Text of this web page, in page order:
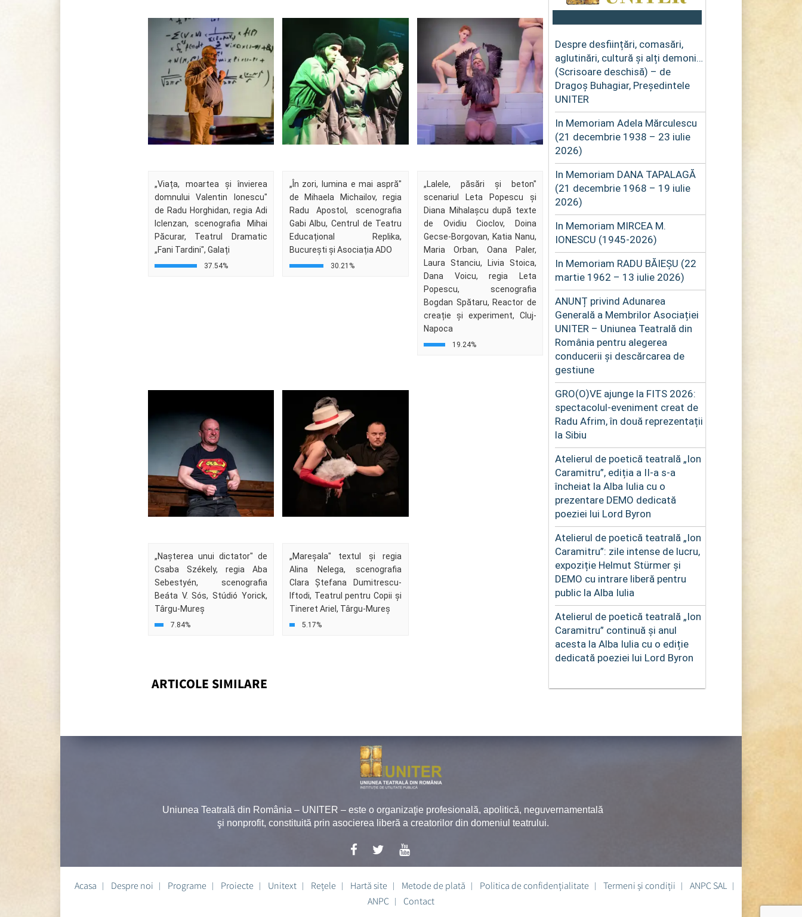
Despre desființări, comasări,
aglutinări, cultură și alți demoni…
(Scrisoare deschisă) – de
Dragoș Buhagiar, Președintele
UNITER
In Memoriam Adela Mărculescu
(21 decembrie 1938 – 23 iulie
2026)
In Memoriam DANA TAPALAGĂ
(21 decembrie 1968 – 19 iulie
2026)
In Memoriam MIRCEA M.
IONESCU (1945-2026)
In Memoriam RADU BĂIEȘU (22
martie 1962 – 13 iulie 2026)
ANUNȚ privind Adunarea
Generală a Membrilor Asociației
UNITER – Uniunea Teatrală din
România pentru alegerea
conducerii și descărcarea de
gestiune
GRO(O)VE ajunge la FITS 2026:
spectacolul-eveniment creat de
Radu Afrim, în două reprezentații
la Sibiu
Atelierul de poetică teatrală „Ion
Caramitru”, ediția a II-a s-a
încheiat la Alba Iulia cu o
prezentare DEMO dedicată
poeziei lui Lord Byron
Atelierul de poetică teatrală „Ion
Caramitru”: zile intense de lucru,
expoziție Helmut Stürmer și
DEMO cu intrare liberă pentru
public la Alba Iulia
Atelierul de poetică teatrală „Ion
Caramitru” continuă și anul
acesta la Alba Iulia cu o ediție
dedicată poeziei lui Lord Byron
„Viața, moartea și învierea
domnului Valentin Ionescu"
de Radu Horghidan, regia Adi
Iclenzan, scenografia Mihai
Păcurar, Teatrul Dramatic
„Fani Tardini", Galați
37.54%
„În zori, lumina e mai aspră"
de Mihaela Michailov, regia
Radu Apostol, scenografia
Gabi Albu, Centrul de Teatru
Educațional Replika,
București și Asociația ADO
30.21%
„Lalele, păsări și beton"
scenariul Leta Popescu și
Diana Mihalașcu după texte
de Ovidiu Cioclov, Doina
Gecse-Borgovan, Katia Nanu,
Maria Orban, Oana Paler,
Laura Stanciu, Livia Stoica,
Dana Voicu, regia Leta
Popescu, scenografia
Bogdan Spătaru, Reactor de
creație și experiment, Cluj-
Napoca
19.24%
„Nașterea unui dictator" de
Csaba Székely, regia Aba
Sebestyén, scenografia
Beáta V. Sós, Stúdió Yorick,
Târgu-Mureș
7.84%
„Mareșala" textul și regia
Alina Nelega, scenografia
Clara Ștefana Dumitrescu-
Iftodi, Teatrul pentru Copii și
Tineret Ariel, Târgu-Mureș
5.17%
ARTICOLE SIMILARE
Uniunea Teatrală din România – UNITER – este o organizaţie profesională, apolitică, neguvernamentală
şi nonprofit, constituită prin asocierea liberă a creatorilor din domeniul teatrului.
Acasa Despre noi Programe Proiecte Unitext Rețele Hartă site Metode de plată Politica de confidențialitate Termeni și condiții
ANPC SAL
ANPC
Contact